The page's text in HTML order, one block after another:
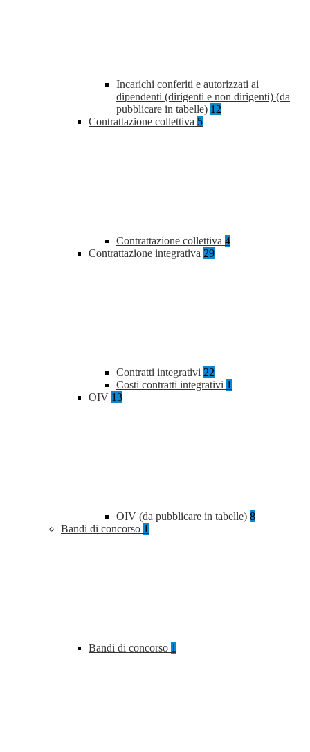
Incarichi conferiti e autorizzati ai
dipendenti (dirigenti e non dirigenti) (da
pubblicare in tabelle) 12
Contrattazione collettiva 5
Contrattazione collettiva 4
Contrattazione integrativa 29
Contratti integrativi 22
Costi contratti integrativi 1
OIV 13
OIV (da pubblicare in tabelle) 8
Bandi di concorso 1
Bandi di concorso 1